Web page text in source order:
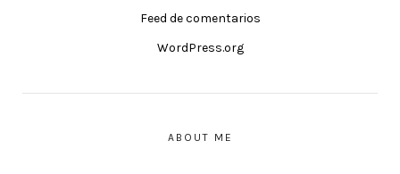
Feed de comentarios
WordPress.org
ABOUT ME